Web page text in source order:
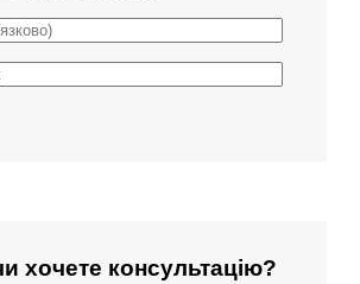
хочете консультацію?